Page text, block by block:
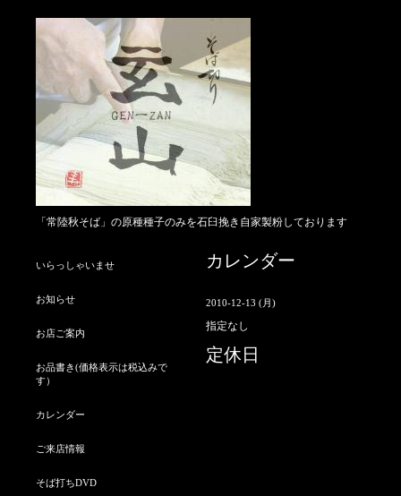
「常陸秋そば」の原種種子のみを石臼挽き自家製粉しております
カレンダー
2010-12-13 (月)
指定なし
定休日
いらっしゃいませ
お知らせ
お店ご案内
お品書き(価格表示は税込みで
す）
カレンダー
ご来店情報
そば打ちDVD